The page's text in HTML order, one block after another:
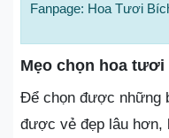
Fanpage: Hoa Tươi
Mẹo chọn hoa
Để chọn được những
được vẻ đẹp lâu hơn,